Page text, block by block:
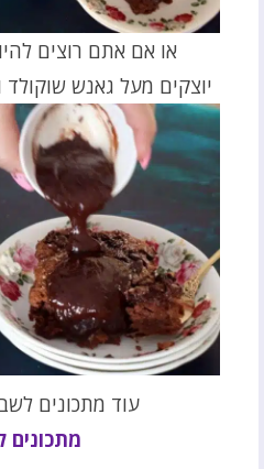
או אם אתם רוצים
יוצקים מעל גאנש
עוד מתכונים